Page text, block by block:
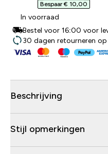
Bespaar € 10,00‎
In voorraad
Bestel voor 16:00 voor
30 dagen retourneren op
Beschrijving
Stijl opmerkingen